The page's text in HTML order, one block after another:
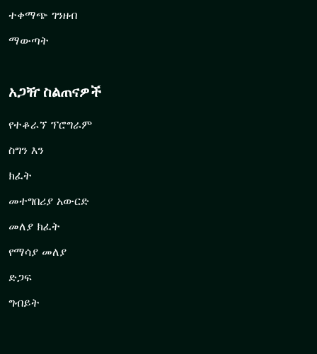
ተቀማጭ ገንዘብ
ማውጣት
አጋዥ ስልጠናዎች
የተቆራኘ ፕሮግራም
ስግን እን
ክፈት
መተግበሪያ አውርድ
መለያ ክፈት
የማሳያ መለያ
ድጋፍ
ግብይት